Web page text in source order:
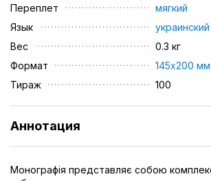
Переплет
мягкий
Язык
украинский
Вес
0.3 кг
Формат
145х200 мм
Тираж
100
Аннотация
Монографія представляє собою